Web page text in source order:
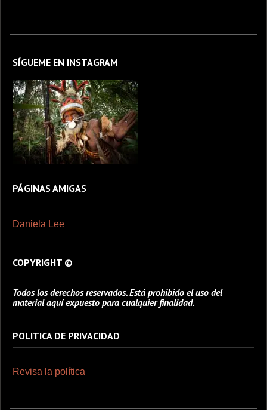
SÍGUEME EN INSTAGRAM
PÁGINAS AMIGAS
Daniela Lee
COPYRIGHT ©
Todos los derechos reservados. Está prohibido el uso del
material aquí expuesto para cualquier finalidad.
POLITICA DE PRIVACIDAD
Revisa la política